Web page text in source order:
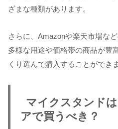
ざまな種類があります。
さらに、Amazonや楽天市場な
多様な用途や価格帯の商品が豊
くり選んで購入することができ
マイクスタンド
アで買うべき？